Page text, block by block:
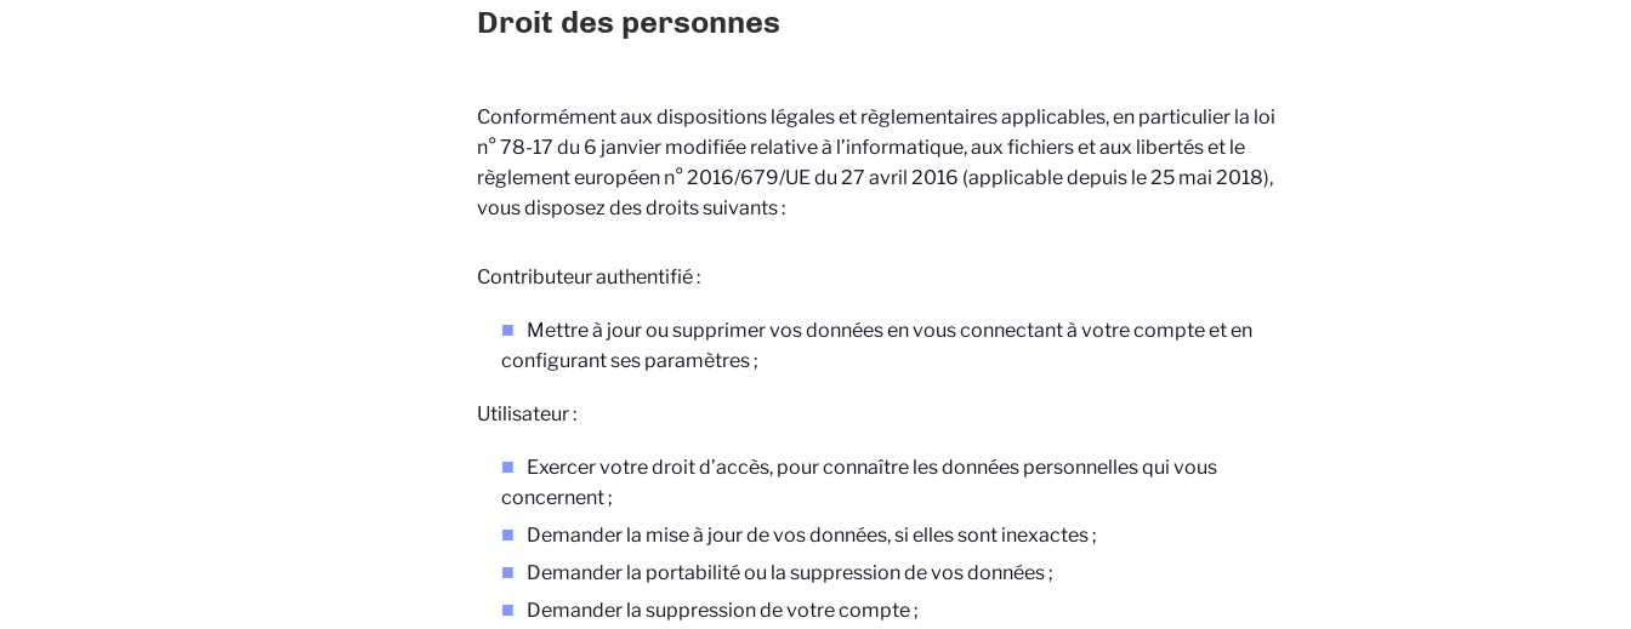
Droit des personnes
Conformément aux dispositions légales et règlementaires applicables, en particulier la loi
n° 78-17 du 6 janvier modifiée relative à l’informatique, aux fichiers et aux libertés et le
règlement européen n° 2016/679/UE du 27 avril 2016 (applicable depuis le 25 mai 2018),
vous disposez des droits suivants :
Contributeur authentifié :
Mettre à jour ou supprimer vos données en vous connectant à votre compte et en
configurant ses paramètres ;
Utilisateur :
Exercer votre droit d’accès, pour connaître les données personnelles qui vous
concernent ;
Demander la mise à jour de vos données, si elles sont inexactes ;
Demander la portabilité ou la suppression de vos données ;
Demander la suppression de votre compte ;